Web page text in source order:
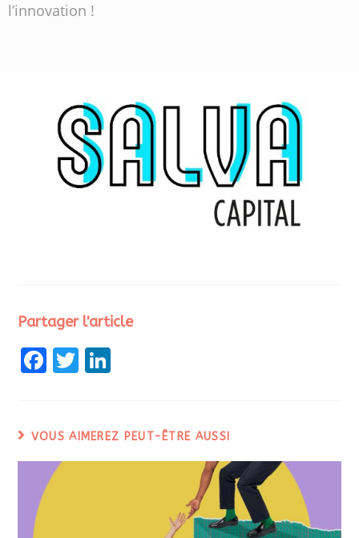
l’innovation !
Partager l'article
F
e
b
o
T
er e
dI
VOUS AIMEREZ PEUT-ÊTRE AUSSI